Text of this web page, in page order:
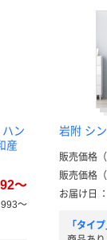
ン
産
～
993～
岩附 シ
販売価格（
販売価格（
お届け日
：
「タイ